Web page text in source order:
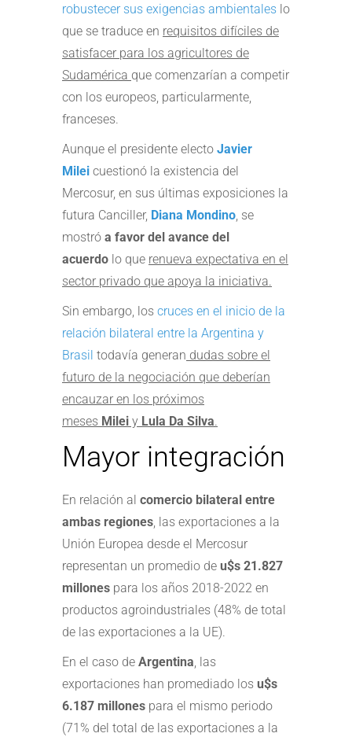
robustecer sus exigencias ambientales lo
que se traduce en requisitos difíciles de
satisfacer para los agricultores de
Sudamérica que comenzarían a competir
con los europeos, particularmente,
franceses.
Aunque el presidente electo Javier
Milei cuestionó la existencia del
Mercosur, en sus últimas exposiciones la
futura Canciller, Diana Mondino , se
mostró a favor del avance del
acuerdo lo que renueva expectativa en el
sector privado que apoya la iniciativa.
Sin embargo, los cruces en el inicio de la
relación bilateral entre la Argentina y
Brasil todavía generan dudas sobre el
futuro de la negociación que deberían
encauzar en los próximos
meses Milei y Lula Da Silva.
Mayor integración
En relación al comercio bilateral entre
ambas regiones , las exportaciones a la
Unión Europea desde el Mercosur
representan un promedio de u$s 21.827
millones para los años 2018-2022 en
productos agroindustriales (48% de total
de las exportaciones a la UE).
En el caso de Argentina , las
exportaciones han promediado los u$s
6.187 millones para el mismo periodo
(71% del total de las exportaciones a la